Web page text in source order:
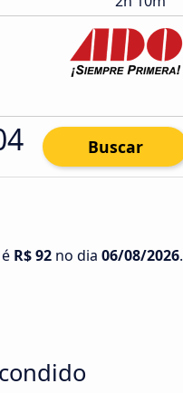
Buscar
R$ 92 no dia 06/08/2026.